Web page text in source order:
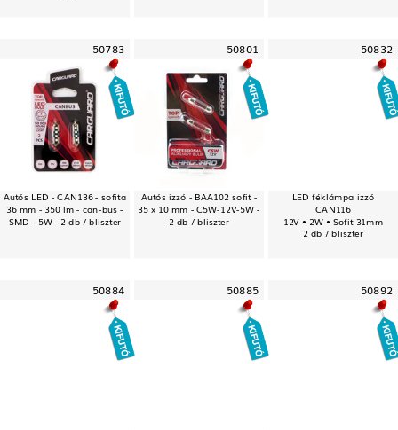
50783
Autós LED - CAN136 - sofita
36 mm - 350 lm - can-bus -
SMD - 5W - 2 db / bliszter
50801
Autós izzó - BAA102 sofit -
35 x 10 mm - C5W-12V-5W -
2 db / bliszter
50832
LED féklámpa izzó
CAN116
12V • 2W • Sofit 31mm
2 db / bliszter
50884 50885 50892